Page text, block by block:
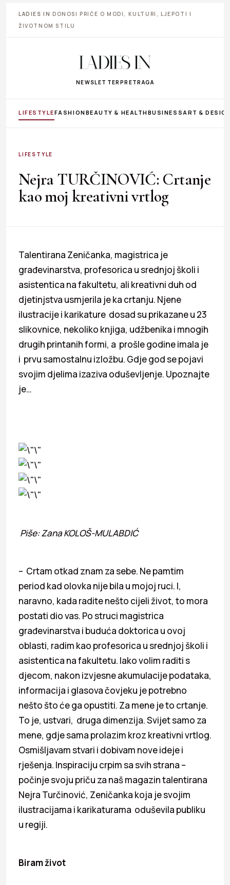
LADIES IN DONOSI PRIČE O MODI, KULTURI, LJEPOTI I
ŽIVOTNOM STILU
NEWSLETTER PRETRAGA
LIFESTYLEFASHIONBEAUTY & HEALTHBUSINESS ART &
LIFESTYLE
Nejra TURČINOVIĆ: Crtanje
kao moj kreativni vrtlog
Talentirana Zeničanka, magistrica je
građevinarstva, profesorica u srednjoj školi i
asistentica na fakultetu, ali kreativni duh od
djetinjstva usmjerila je ka crtanju. Njene
ilustracije i karikature dosad su prikazane u 23
slikovnice, nekoliko knjiga, udžbenika i mnogih
drugih printanih formi, a prošle godine imala je
i prvu samostalnu izložbu. Gdje god se pojavi
svojim djelima izaziva oduševljenje. Upoznajte
je…
Piše: Zana KOLOŠ-MULABDIĆ
– Crtam otkad znam za sebe. Ne pamtim
period kad olovka nije bila u mojoj ruci. I,
naravno, kada radite nešto cijeli život, to mora
postati dio vas. Po struci magistrica
građevinarstva i buduća doktorica u ovoj
oblasti, radim kao profesorica u srednjoj školi i
asistentica na fakultetu. Iako volim raditi s
djecom, nakon izvjesne akumulacije podataka,
informacija i glasova čovjeku je potrebno
nešto što će ga opustiti. Za mene je to crtanje.
To je, ustvari, druga dimenzija. Svijet samo za
mene, gdje sama prolazim kroz kreativni vrtlog.
Osmišljavam stvari i dobivam nove ideje i
rješenja. Inspiraciju crpim sa svih strana –
počinje svoju priču za naš magazin talentirana
Nejra Turčinović, Zeničanka koja je svojim
ilustracijama i karikaturama oduševila publiku
u regiji.
Biram život